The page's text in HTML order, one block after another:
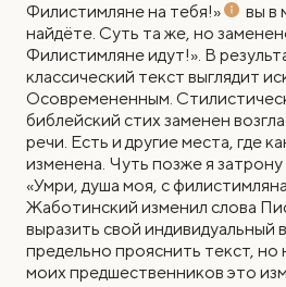
Филистимляне на тебя!»
вы в
найдёте. Суть та же, но
Филистимляне идут!». В
классический текст выглядит
Осовремененным.
библейский стих заменен
речи. Есть и другие места, где
изменена. Чуть позже я
«Умри, душа моя, с
Жаботинский изменил слова
выразить свой индивидуальный
предельно прояснить текст, но
моих предшественников это